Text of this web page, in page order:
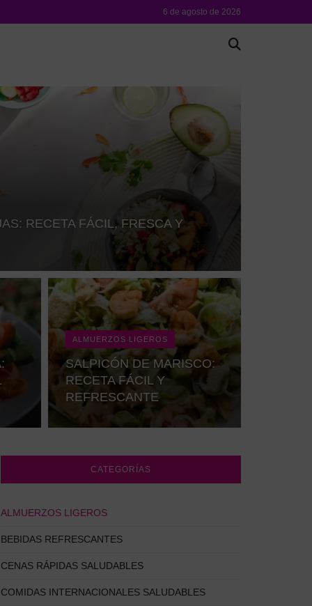
6 de agosto de 2026
RECETA FÁCIL, FRESCA Y
ALMUERZOS LIGEROS
SALPICÓN DE MARISCO:
RECETA FÁCIL Y
REFRESCANTE
CATEGORÍAS
ALMUERZOS LIGEROS
BEBIDAS REFRESCANTES
CENAS RÁPIDAS SALUDABLES
COMIDAS INTERNACIONALES SALUDABLES